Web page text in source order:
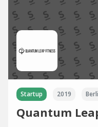
Startup 2019
Quantum